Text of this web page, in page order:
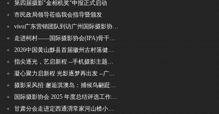
第四届摄影"金相机奖"申报正式启动
市民政局领导莅临我会指导暨颁发
vivo广东营销团队到访广州国际摄影协会 共商合作事宜
走进柯村——国际摄影协会(IPA)骨干采风安徽行之6
2026中国黄山黟县首届徽州古村落健康跑圆满举行
指尖逐光，艺启新程 --手机摄影主题讲座在市老年干部大学圆满落幕
凝心聚力启新程 光影逐梦再出发 --广州国际摄影协会2026年首次会长秘书长会议召开
摄影采风招·邂逅淇澳岛：捕候鸟翩跹，寻古村烟火，追海上霞光
国际摄影协会 2025 年度总结评选工作的通知
甘肃分会走进定西通渭常家河山楂小镇旅游景区开展"红果满枝迎丰岁·山楂小镇庆佳节"为主